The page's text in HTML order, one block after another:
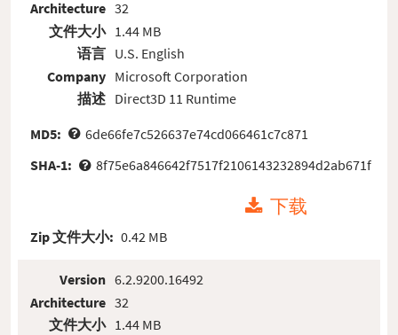
Architecture
文件大小
语言
Company
描述
32
1.44 MB
U.S. English
Microsoft Corporation
Direct3D 11 Runtime
MD5:
6de66fe7c526637e74cd066461c7c871
SHA-1:
8f75e6a846642f7517f2106143232894d2ab671f
下载
Zip 文件大小: 0.42 MB
Version
Architecture
文件大小
6.2.9200.16492
32
1.44 MB